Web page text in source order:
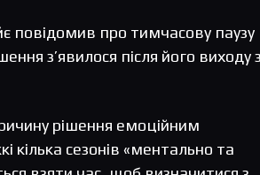
повідомив про тимчасову паузу
з’явилося після його виходу
рішення емоційним
сезонів «ментально та